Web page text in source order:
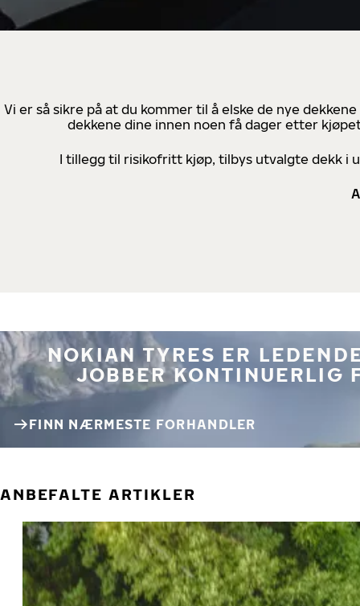
Vi er så sikre på at du kommer til å elske de nye
dekkene dine innen noen få dager etter
I tillegg til risikofritt kjøp, tilbys utvalgte dekk i
NOKIAN TYRES ER
JOBBER KONTINUERLIG
FINN NÆRMESTE FORHANDLER
ANBEFALTE ARTIKLER